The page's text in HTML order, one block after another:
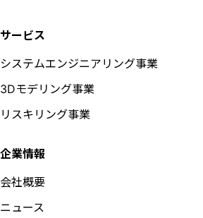
サービス
システムエンジニアリング事業
3Dモデリング事業
リスキリング事業
企業情報
会社概要
ニュース